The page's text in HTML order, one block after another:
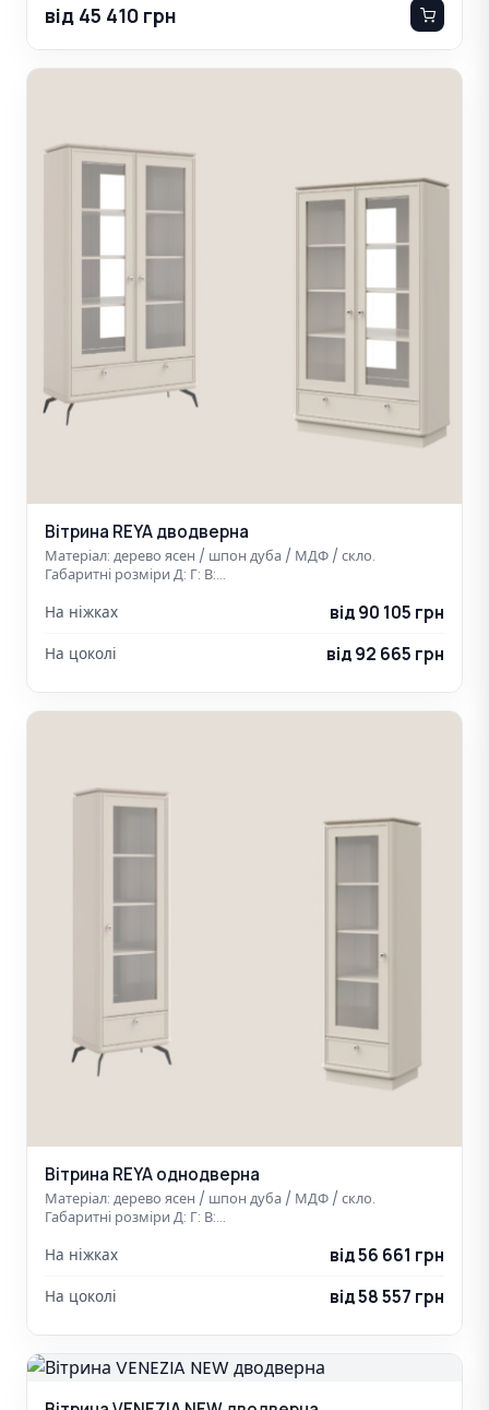
від 45 410 грн
Вітрина REYA дводверна
Матеріал: дерево ясен / шпон дуба / МДФ / скло.
Габаритні розміри Д: Г: В:…
На ніжках від 90 105 грн
На цоколі від 92 665 грн
Вітрина REYA однодверна
Матеріал: дерево ясен / шпон дуба / МДФ / скло.
Габаритні розміри Д: Г: В:…
На ніжках від 56 661 грн
На цоколі від 58 557 грн